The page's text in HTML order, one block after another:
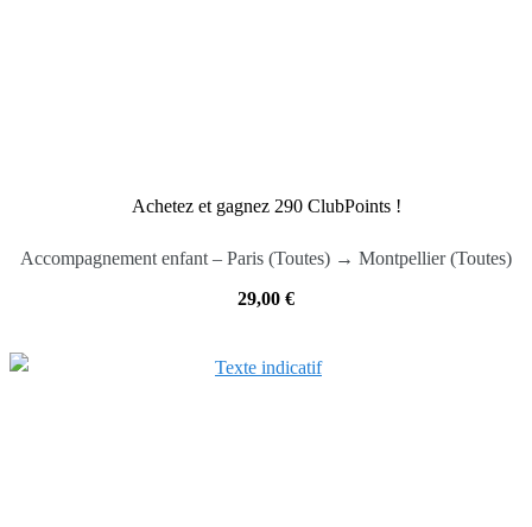
Achetez et gagnez 290 ClubPoints !
Accompagnement enfant – Paris (Toutes) → Montpellier (Toutes)
29,00 €